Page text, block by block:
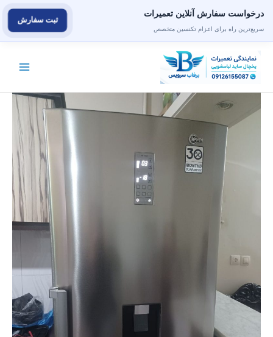
محتوا
درخواست سفارش آنلاین تعمیرات
سریع‌ترین راه برای اعزام تکنسین متخصص
ثبت سفارش